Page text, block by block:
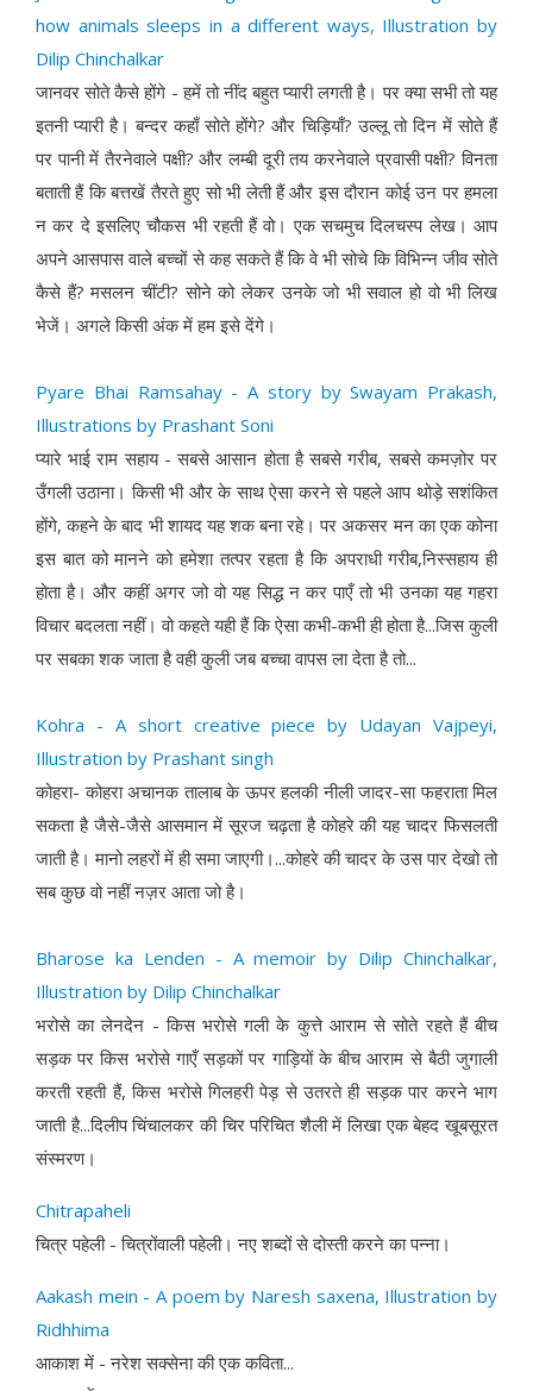
how animals sleeps in a different ways, Illustration by
Dilip Chinchalkar
जानवर सोते कैसे होंगे - हमें तो नींद बहुत प्यारी लगती है। पर क्या सभी तो यह
इतनी प्यारी है। बन्दर कहाँ सोते होंगे? और चिड़ियाँ? उल्लू तो दिन में सोते हैं
पर पानी में तैरनेवाले पक्षी? और लम्बी दूरी तय करनेवाले प्रवासी पक्षी? विनता
बताती हैं कि बत्तखें तैरते हुए सो भी लेती हैं और इस दौरान कोई उन पर हमला
न कर दे इसलिए चौकस भी रहती हैं वो। एक सचमुच दिलचस्प लेख। आप
अपने आसपास वाले बच्चों से कह सकते हैं कि वे भी सोचे कि विभिन्न जीव सोते
कैसे हैं? मसलन चींटी? सोने को लेकर उनके जो भी सवाल हो वो भी लिख
भेजें। अगले किसी अंक में हम इसे देंगे।
Pyare Bhai Ramsahay - A story by Swayam Prakash,
Illustrations by Prashant Soni
प्यारे भाई राम सहाय - सबसे आसान होता है सबसे गरीब, सबसे कमज़ोर पर
उँगली उठाना। किसी भी और के साथ ऐसा करने से पहले आप थोड़े सशंकित
होंगे, कहने के बाद भी शायद यह शक बना रहे। पर अकसर मन का एक कोना
इस बात को मानने को हमेशा तत्पर रहता है कि अपराधी गरीब,निस्सहाय ही
होता है। और कहीं अगर जो वो यह सिद्ध न कर पाएँ तो भी उनका यह गहरा
विचार बदलता नहीं। वो कहते यही हैं कि ऐसा कभी-कभी ही होता है...जिस कुली
पर सबका शक जाता है वही कुली जब बच्चा वापस ला देता है तो...
Kohra - A short creative piece by Udayan Vajpeyi,
Illustration by Prashant singh
कोहरा- कोहरा अचानक तालाब के ऊपर हलकी नीली जादर-सा फहराता मिल
सकता है जैसे-जैसे आसमान में सूरज चढ़ता है कोहरे की यह चादर फिसलती
जाती है। मानो लहरों में ही समा जाएगी।...कोहरे की चादर के उस पार देखो तो
सब कुछ वो नहीं नज़र आता जो है।
Bharose ka Lenden - A memoir by Dilip Chinchalkar,
Illustration by Dilip Chinchalkar
भरोसे का लेनदेन - किस भरोसे गली के कुत्ते आराम से सोते रहते हैं बीच
सड़क पर किस भरोसे गाएँ सड़कों पर गाड़ियों के बीच आराम से बैठी जुगाली
करती रहती हैं, किस भरोसे गिलहरी पेड़ से उतरते ही सड़क पार करने भाग
जाती है...दिलीप चिंचालकर की चिर परिचित शैली में लिखा एक बेहद खूबसूरत
संस्मरण।
Chitrapaheli
चित्र पहेली - चित्रोंवाली पहेली। नए शब्दों से दोस्ती करने का पन्ना।
Aakash mein - A poem by Naresh saxena, Illustration by
Ridhhima
आकाश में - नरेश सक्सेना की एक कविता...